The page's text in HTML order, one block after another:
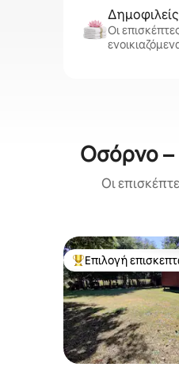
Οι
Οσόρνο –
Οι
Κορυφαία επιλογή
Επιλογή